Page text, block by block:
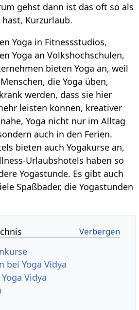
gehst dann ist das oft so als
Kurzurlaub.
Yoga in Fitnessstudios,
Yoga an Volkshochschulen,
bieten Yoga an, weil
die Yoga üben,
werden, dass sie hier
leisten können, kreativer
Yoga nicht nur im Alltag
auch in den Ferien.
bieten auch Yogakurse an,
Urlaubshotels haben so
Yogastunde. Es gibt auch
Spaßbäder, die Yogastunden
bei Yoga Vidya
Vidya